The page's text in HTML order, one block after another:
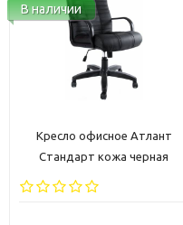
В наличии
Кресло офисное Атлант
Стандарт кожа черная